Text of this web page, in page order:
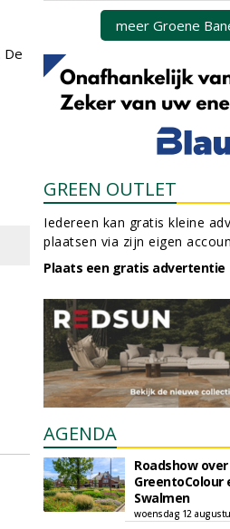
De
meer Groene
GREEN OUTLET
Iedereen kan gratis kleine
plaatsen via zijn eigen
Plaats een gratis advertentie
AGENDA
Roadshow over
GreentoColour
Swalmen
woensdag 12